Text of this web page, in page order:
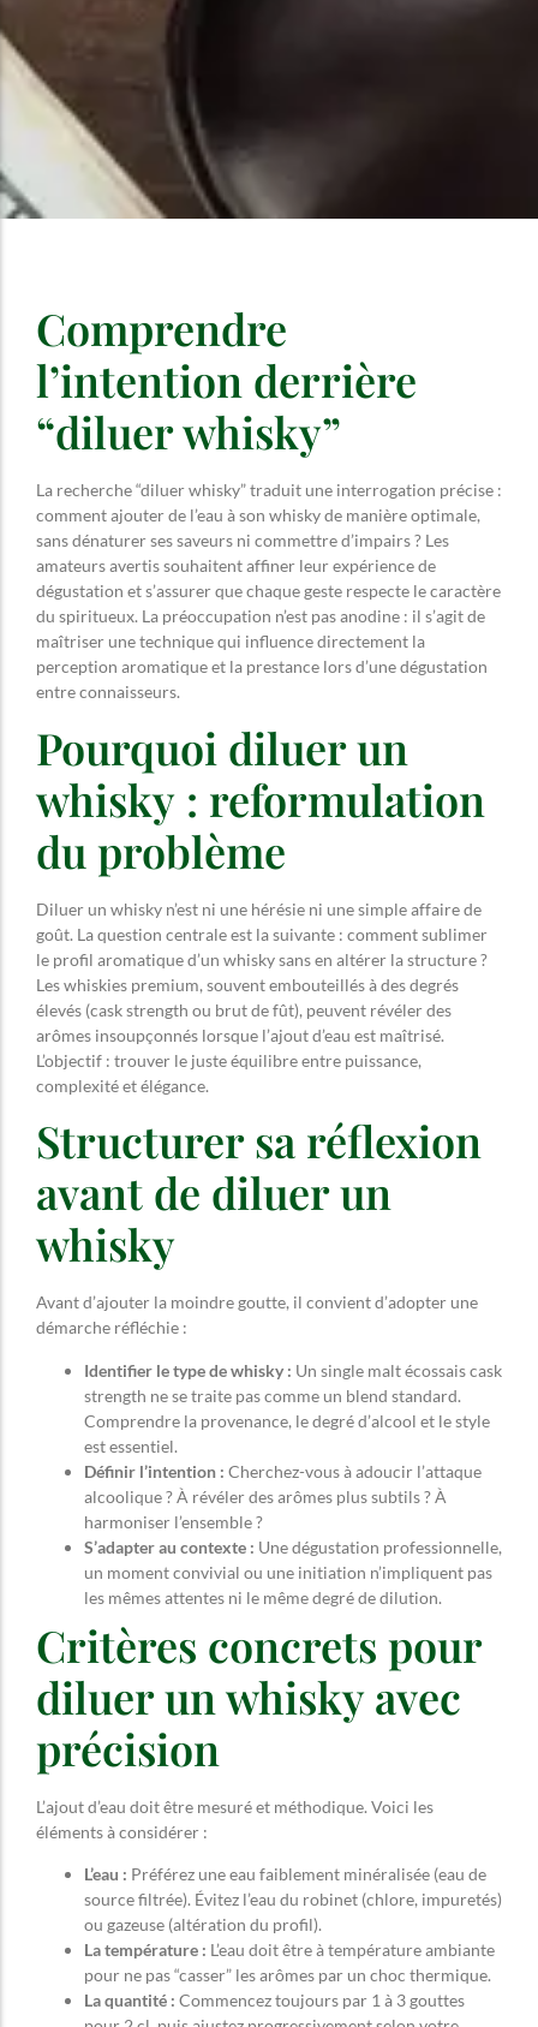
Comprendre
l’intention derrière
“diluer whisky”
La recherche “diluer whisky” traduit une interrogation précise :
comment ajouter de l’eau à son whisky de manière optimale,
sans dénaturer ses saveurs ni commettre d’impairs ? Les
amateurs avertis souhaitent affiner leur expérience de
dégustation et s’assurer que chaque geste respecte le caractère
du spiritueux. La préoccupation n’est pas anodine : il s’agit de
maîtriser une technique qui influence directement la
perception aromatique et la prestance lors d’une dégustation
entre connaisseurs.
Pourquoi diluer un
whisky : reformulation
du problème
Diluer un whisky n’est ni une hérésie ni une simple affaire de
goût. La question centrale est la suivante : comment sublimer
le profil aromatique d’un whisky sans en altérer la structure ?
Les whiskies premium, souvent embouteillés à des degrés
élevés (cask strength ou brut de fût), peuvent révéler des
arômes insoupçonnés lorsque l’ajout d’eau est maîtrisé.
L’objectif : trouver le juste équilibre entre puissance,
complexité et élégance.
Structurer sa réflexion
avant de diluer un
whisky
Avant d’ajouter la moindre goutte, il convient d’adopter une
démarche réfléchie :
Identifier le type de whisky : Un single malt écossais cask
strength ne se traite pas comme un blend standard.
Comprendre la provenance, le degré d’alcool et le style
est essentiel.
Définir l’intention : Cherchez-vous à adoucir l’attaque
alcoolique ? À révéler des arômes plus subtils ? À
harmoniser l’ensemble ?
S’adapter au contexte : Une dégustation professionnelle,
un moment convivial ou une initiation n’impliquent pas
les mêmes attentes ni le même degré de dilution.
Critères concrets pour
diluer un whisky avec
précision
L’ajout d’eau doit être mesuré et méthodique. Voici les
éléments à considérer :
L’eau : Préférez une eau faiblement minéralisée (eau de
source filtrée). Évitez l’eau du robinet (chlore, impuretés)
ou gazeuse (altération du profil).
La température : L’eau doit être à température ambiante
pour ne pas “casser” les arômes par un choc thermique.
La quantité : Commencez toujours par 1 à 3 gouttes